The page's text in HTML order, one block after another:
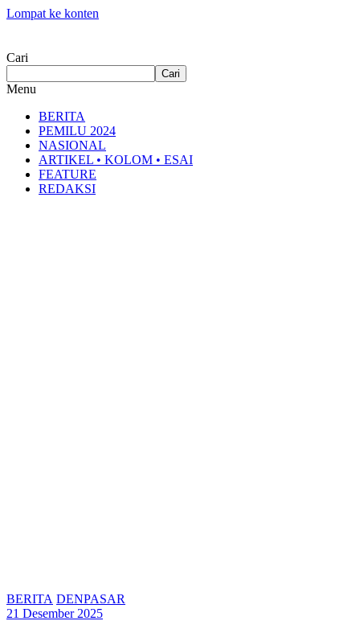
Lompat ke konten
Cari
Cari
Menu
BERITA
PEMILU 2024
NASIONAL
ARTIKEL • KOLOM • ESAI
FEATURE
REDAKSI
BERITA DENPASAR
21 Desember 2025